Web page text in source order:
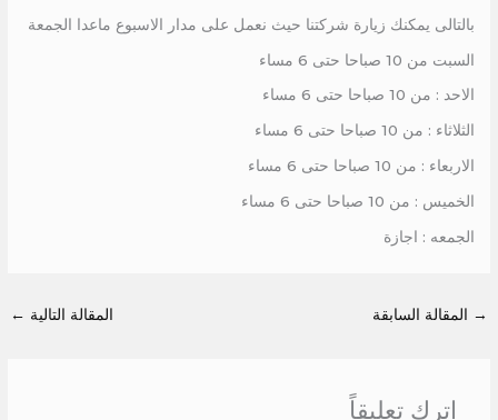
بالتالى يمكنك زيارة شركتنا حيث نعمل على مدار الاسبوع ماعدا الجمعة
السبت من 10 صباحا حتى 6 مساء
الاحد : من 10 صباحا حتى 6 مساء
الثلاثاء : من 10 صباحا حتى 6 مساء
الاربعاء : من 10 صباحا حتى 6 مساء
الخميس : من 10 صباحا حتى 6 مساء
الجمعه : اجازة
→ المقالة السابقة المقالة التالية ←
اترك تعليقاً